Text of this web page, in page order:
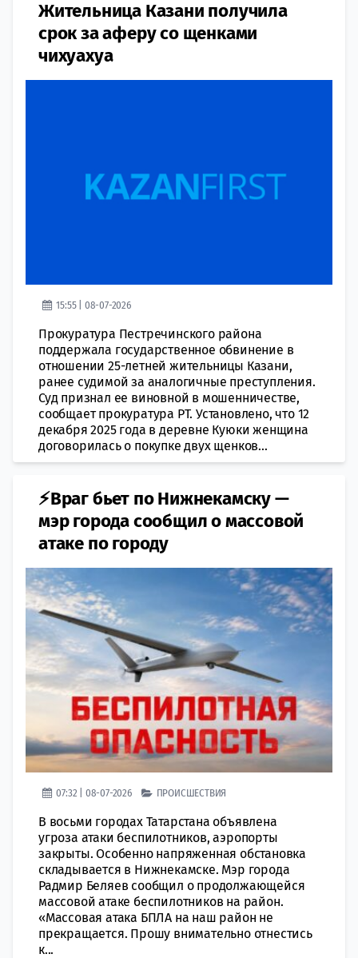
Жительница Казани получила
срок за аферу со щенками
чихуахуа
15:55 | 08-07-2026
Прокуратура Пестречинского района
поддержала государственное обвинение в
отношении 25-летней жительницы Казани,
ранее судимой за аналогичные преступления.
Суд признал ее виновной в мошенничестве,
сообщает прокуратура РТ. Установлено, что 12
декабря 2025 года в деревне Куюки женщина
договорилась о покупке двух щенков...
⚡Враг бьет по Нижнекамску —
мэр города сообщил о массовой
атаке по городу
07:32 | 08-07-2026 ПРОИСШЕСТВИЯ
В восьми городах Татарстана объявлена
угроза атаки беспилотников, аэропорты
закрыты. Особенно напряженная обстановка
складывается в Нижнекамске. Мэр города
Радмир Беляев сообщил о продолжающейся
массовой атаке беспилотников на район.
«Массовая атака БПЛА на наш район не
прекращается. Прошу внимательно отнестись
к...